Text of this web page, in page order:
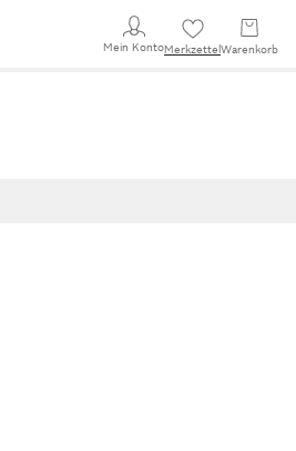
Mein KontoMerkzettel Warenkorb